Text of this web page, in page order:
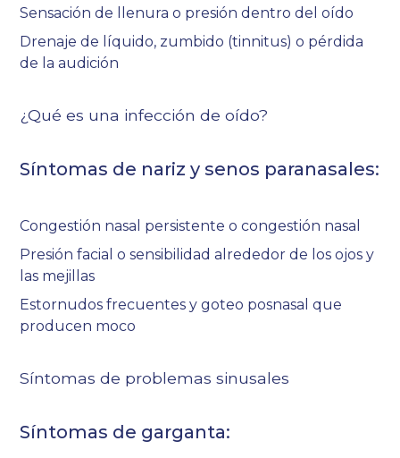
Sensación de llenura o presión dentro del oído
Drenaje de líquido, zumbido (tinnitus) o pérdida
de la audición
¿Qué es una infección de oído?
Síntomas de nariz y senos paranasales:
Congestión nasal persistente o congestión nasal
Presión facial o sensibilidad alrededor de los ojos y
las mejillas
Estornudos frecuentes y goteo posnasal que
producen moco
Síntomas de problemas sinusales
Síntomas de garganta: